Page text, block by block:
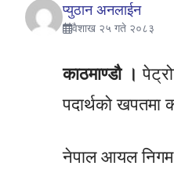
प्युठान अनलाईन
वैशाख २५ गते २०८३
काठमाण्डौ ।
पदार्थको
नेपाल आयल निगम